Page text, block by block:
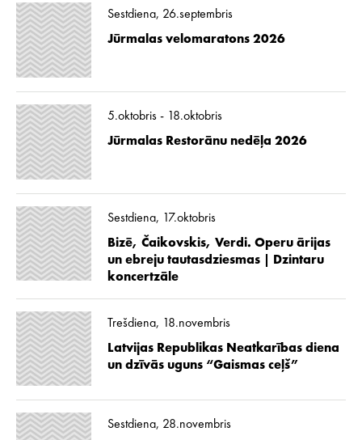
Sestdiena, 26.septembris
Jūrmalas velomaratons 2026
5.oktobris - 18.oktobris
Jūrmalas Restorānu nedēļa 2026
Sestdiena, 17.oktobris
Bizē, Čaikovskis, Verdi. Operu ārijas
un ebreju tautasdziesmas | Dzintaru
koncertzāle
Trešdiena, 18.novembris
Latvijas Republikas Neatkarības diena
un dzīvās uguns “Gaismas ceļš”
Sestdiena, 28.novembris